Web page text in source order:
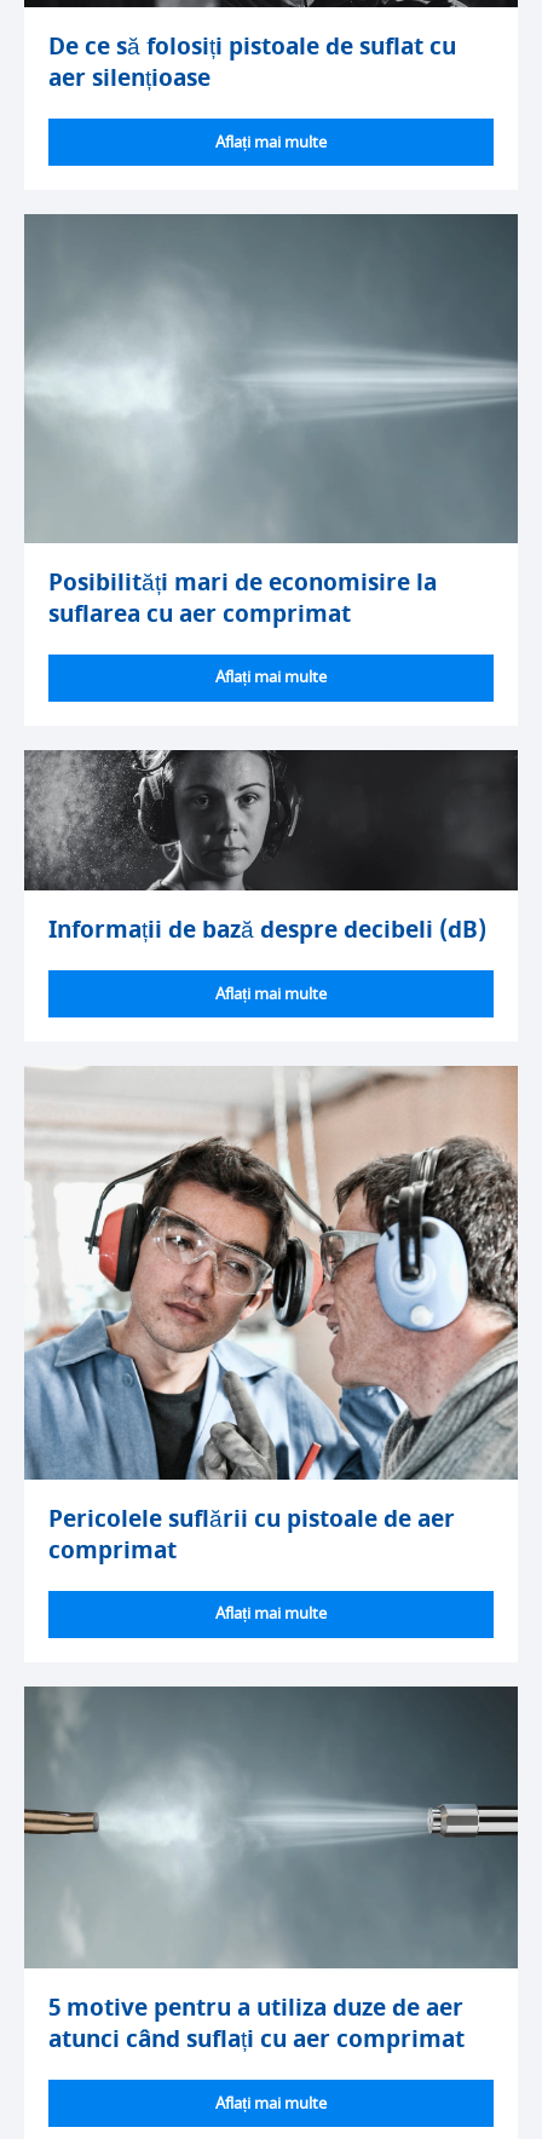
De ce să folosiți pistoale de suflat cu
aer silențioase
Aflați mai multe
Posibilități mari de economisire la
suflarea cu aer comprimat
Aflați mai multe
Informații de bază despre decibeli (dB)
Aflați mai multe
Pericolele suflării cu pistoale de aer
comprimat
Aflați mai multe
5 motive pentru a utiliza duze de aer
atunci când suflați cu aer comprimat
Aflați mai multe